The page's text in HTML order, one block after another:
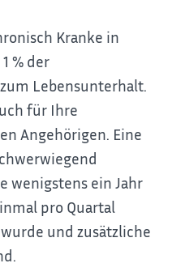
Kranke in
% der
Lebensunterhalt.
für Ihre
Angehörigen. Eine
wenigstens ein Jahr
pro Quartal
und zusätzliche